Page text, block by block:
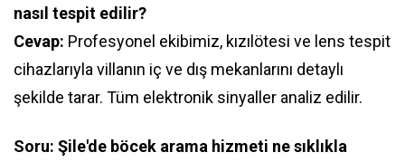
nasıl tespit edilir?
Cevap: Profesyonel ekibimiz, kızılötesi ve lens tespit
cihazlarıyla villanın iç ve dış mekanlarını detaylı
şekilde tarar. Tüm elektronik sinyaller analiz edilir.
Soru: Şile'de böcek arama hizmeti ne sıklıkla